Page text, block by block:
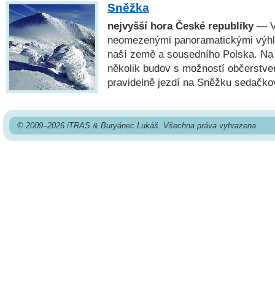
Sněžka
nejvyšší hora České republiky—
neomezenými panoramatickými
naší země a sousedního Polska.
několik budov s možností
pravidelně jezdí na Sněžku
© 2009–2026 iTRAS & Buryánec Lukáš. Všechna práva vyhrazena.